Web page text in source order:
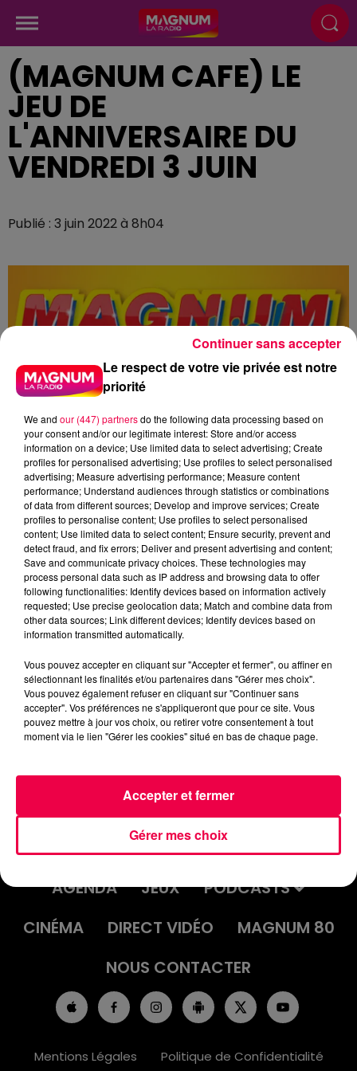
(MAGNUM CAFE) LE
JEU DE
L'ANNIVERSAIRE DU
VENDREDI 3 JUIN
Publié : 3 juin 2022 à 8h04
Flash infos
Crédit :Flash infos
podcasts/2022/06/2022-06-03-10-04-
26_20220603_ANNIVERSAIRES.mp3
ACCUEIL INFOS
EMISSIONS
AGENDA
JEUX
PODCASTS
CINÉMA
DIRECT VIDÉO
MAGNUM 80
NOUS CONTACTER
Mentions Légales Politique de Confidentialité
Le respect de votre vie privée est notre
priorité
We and our (447) partnersdo the following data processing based on
your consent and/or our legitimate interest: Store and/or access
information on a device; Use limited data to select advertising; Create
profiles for personalised advertising; Use profiles to select personalised
advertising; Measure advertising performance; Measure content
performance; Understand audiences through statistics or combinations
of data from different sources; Develop and improve services; Create
profiles to personalise content; Use profiles to select personalised
content; Use limited data to select content; Ensure security, prevent and
detect fraud, and fix errors; Deliver and present advertising and content;
Save and communicate privacy choices. These technologies may
process personal data such as IP address and browsing data to offer
following functionalities: Identify devices based on information actively
requested; Use precise geolocation data; Match and combine data from
other data sources; Link different devices; Identify devices based on
information transmitted automatically.
Vous pouvez accepter en cliquant sur "Accepter et fermer", ou affiner en
sélectionnant les finalités et/ou partenaires dans "Gérer mes choix".
Vous pouvez également refuser en cliquant sur "Continuer sans
accepter". Vos préférences ne s'appliqueront que pour ce site. Vous
pouvez mettre à jour vos choix, ou retirer votre consentement à tout
moment via le lien "Gérer les cookies" situé en bas de chaque page.
Gérer mes choix
Accepter et fermer
Continuer sans accepter